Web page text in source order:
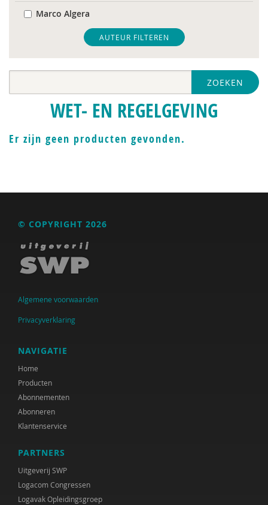
Marco Algera
Rob Arnoldus
Inge Bastiaanssen
Fiet van Beek
Sam Beenhakker
Wilco Bosems
Lout Bots
Marga Burggraaff
Cécile Chênevert
René Clarijs
Max de Coole
Trudy Dankers
Mariska de Baat
Mirjam de Klerk
Ido de Vries
Bas Denters
AUTEUR FILTEREN
ZOEKEN
WET- EN REGELGEVING
Er zijn geen producten gevonden.
© COPYRIGHT 2026
Algemene voorwaarden
Privacyverklaring
NAVIGATIE
Home
Producten
Abonnementen
Abonneren
Klantenservice
PARTNERS
Uitgeverij SWP
Logacom Congressen
Logavak Opleidingsgroep